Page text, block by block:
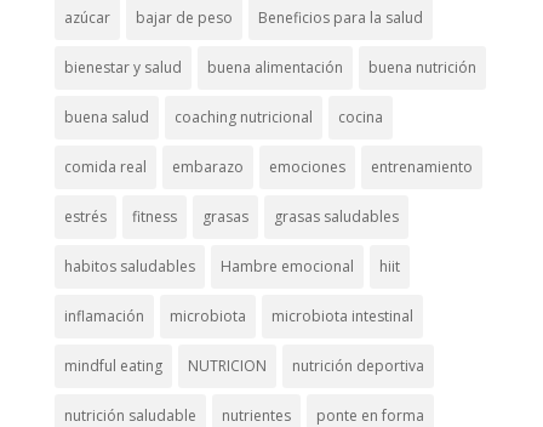
azúcar bajar de peso Beneficios para la salud
bienestar y salud buena alimentación buena nutrición
buena salud coaching nutricional cocina
comida real embarazo emociones entrenamiento
estrés fitness grasas grasas saludables
habitos saludables Hambre emocional hiit
inflamación microbiota microbiota intestinal
mindful eating NUTRICION nutrición deportiva
nutrición saludable nutrientes ponte en forma